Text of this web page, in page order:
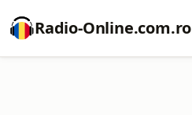
Radio-Online.com.ro